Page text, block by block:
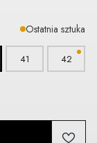
Ostatnia sztuka
41 42